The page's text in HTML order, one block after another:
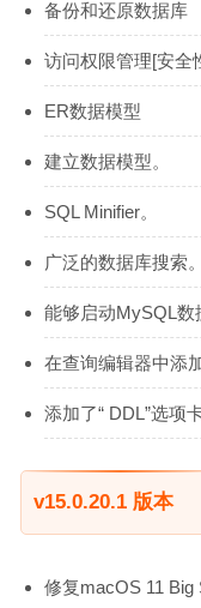
备份和还原数据库
访问权限管理[安全
ER数据模型
建立数据模型。
SQL Minifier。
广泛的数据库搜索。
能够启动MySQL数
在查询编辑器中添
添加了“ DDL”选项
v15.0.20.1 版本
修复macOS 11 Big